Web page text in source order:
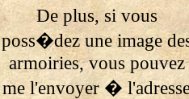
De plus, si vous
poss�dez une image
armoiries, vous pouvez
me l'envoyer �